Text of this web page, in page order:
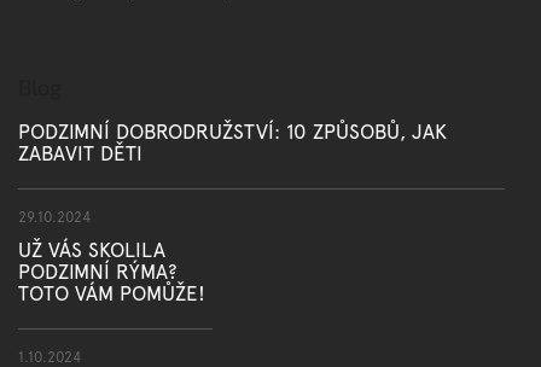
PODZIMNÍ DOBRODRUŽSTVÍ: 10 ZPŮSOBŮ, JAK
ZABAVIT DĚTI
29.10.2024
UŽ VÁS SKOLILA
PODZIMNÍ RÝMA?
TOTO VÁM POMŮŽE!
1.10.2024